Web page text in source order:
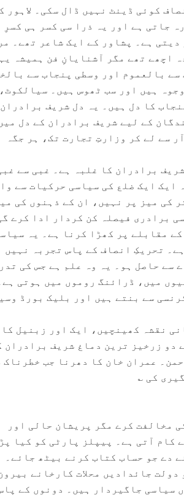
کوئی ڈینٹ نہیں ڈال سکی۔ لاہور
جاتی ہے اور یہ ذرا سی کسر ہی کسرِ
ہے۔ پشاور کے ایک شاعر تھے۔
اچھے تھے مگر آشنایانِ فن ہمیشہ
بالعموم اور وسطی پنجاب سے
ہیں اور سب ٹھوس ہیں۔ سیالکوٹ،
کا دل ہیں۔ یہ دل شریف
کے لیے شریف برادران کے دل
سے لے کر وزارتِ تجارت تک، ہر جگہ
برادران کا غلبہ ہے۔ غبی سے
ایک ایک ضلع کی سیاسی حرکیات سے
کی میز پر نہیں، ان کے ذہنوں کی
برادری فیصلہ کن کردار ادا کرے
مقابلے پر کھڑا کرنا ہے۔ یہ
تحریکِ انصاف کے پاس تجربہ نہیں
سے حاصل ہو۔ یہ وہ علم ہے جس کی
میں، ڈرائنگ روموں میں ہوتی
سے بنتے ہیں اور بلیک بورڈ
نقشہ کھینچیں، ایک اور زبنیل کا
دو زرخیز ترین دماغ شریف برادران
عمران خان کا دھرنا جب خطرناک
کی ؎
مخالفت کرے مگر پریشان حالی اور
کام آتی ہے۔ پیپلز پارٹی کو کیا
دے جو حساب کتاب کرنے بیٹھ جائے۔
جائدادیں محلات کارخانے
سیاسی جاگیردار ہیں۔ دونوں کے